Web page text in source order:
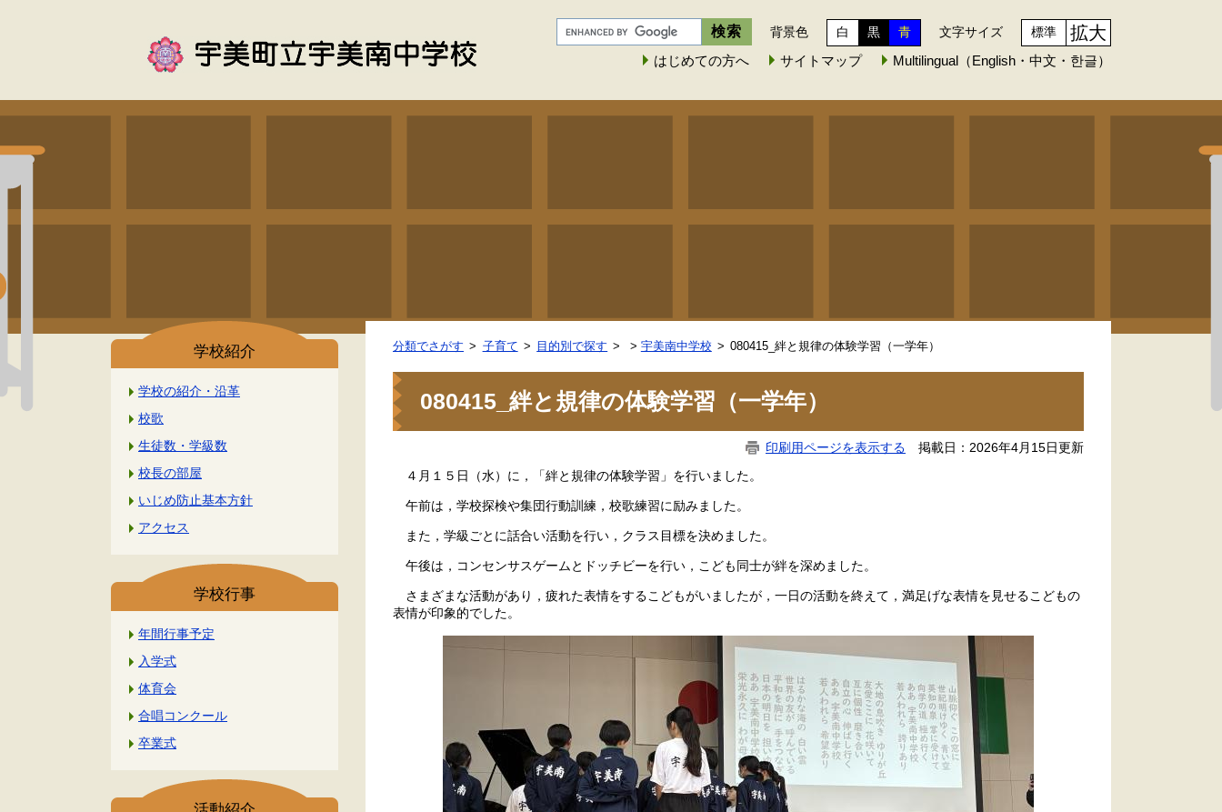
背景色 白 黒 青 文字サイズ 標準 拡大
はじめての方へ サイトマップ Multilingual（English・中文・한글）
学校紹介
学校の紹介・沿革
校歌
生徒数・学級数
校長の部屋
いじめ防止基本方針
アクセス
学校行事
年間行事予定
入学式
体育会
合唱コンクール
卒業式
分類でさがす 子育て 目的別で探す > 宇美南中学校 080415_絆と規律の体験学習（一学年）
080415_絆と規律の体験学習（一学年）
印刷用ページを表示する 掲載日：2026年4月15日更新
４月１５日（水）に，「絆と規律の体験学習」を行いました。
午前は，学校探検や集団行動訓練，校歌練習に励みました。
また，学級ごとに話合い活動を行い，クラス目標を決めました。
午後は，コンセンサスゲームとドッチビーを行い，こども同士が絆を深めました。
さまざまな活動があり，疲れた表情をするこどもがいましたが，一日の活動を終えて，満足げな表情を見せるこどもの
表情が印象的でした。